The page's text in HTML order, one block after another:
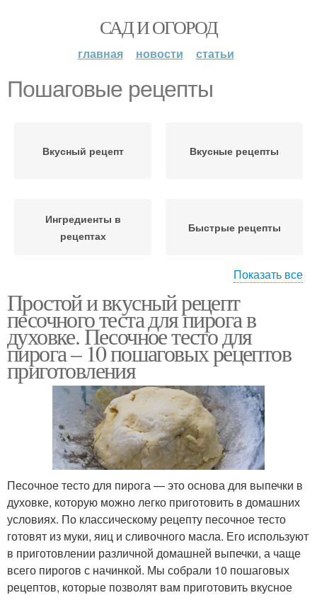
САД И ОГОРОД
главная новости статьи
Пошаговые рецепты
Вкусный рецепт Вкусные рецепты
Ингредиенты в
рецептах
Быстрые рецепты
Классический рецепт
стерилизации
Пошаговое
приготовление
Пошаговый рецепт Рецепты с фото
Рецепты из груш
Показать все
Простой и вкусный рецепт
песочного теста для пирога в
духовке. Песочное тесто для
пирога – 10 пошаговых рецептов
приготовления
Песочное тесто для пирога — это основа для выпечки в
духовке, которую можно легко приготовить в домашних
условиях. По классическому рецепту песочное тесто
готовят из муки, яиц и сливочного масла. Его используют
в приготовлении различной домашней выпечки, а чаще
всего пирогов с начинкой. Мы собрали 10 пошаговых
рецептов, которые позволят вам приготовить вкусное